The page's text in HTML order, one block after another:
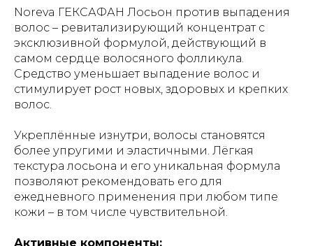
Noreva ГЕКСАФАН Лосьон против выпадения
волос – ревитализирующий концентрат с
эксклюзивной формулой, действующий в
самом сердце волосяного фолликула.
Средство уменьшает выпадение волос и
стимулирует рост новых, здоровых и крепких
волос.
Укреплённые изнутри, волосы становятся
более упругими и эластичными. Лёгкая
текстура лосьона и его уникальная формула
позволяют рекомендовать его для
ежедневного применения при любом типе
кожи – в том числе чувствительной.
Активные компоненты: